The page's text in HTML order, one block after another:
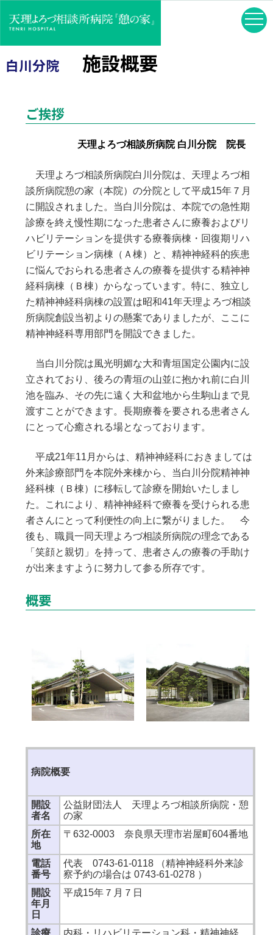
白川分院施設概要
ご挨拶
天理よろづ相談所病院 白川分院 院長
天理よろづ相談所病院白川分院は、天理よろづ相
談所病院憩の家（本院）の分院として平成15年７月
に開設されました。当白川分院は、本院での急性期
診療を終え慢性期になった患者さんに療養およびリ
ハビリテーションを提供する療養病棟・回復期リハ
ビリテーション病棟（Ａ棟）と、精神神経科的疾患
に悩んでおられる患者さんの療養を提供する精神神
経科病棟（Ｂ棟）からなっています。特に、独立し
た精神神経科病棟の設置は昭和41年天理よろづ相談
所病院創設当初よりの懸案でありましたが、ここに
精神神経科専用部門を開設できました。
当白川分院は風光明媚な大和青垣国定公園内に設
立されており、後ろの青垣の山並に抱かれ前に白川
池を臨み、その先に遠く大和盆地から生駒山まで見
渡すことができます。長期療養を要される患者さん
にとって心癒される場となっております。
平成21年11月からは、精神神経科におきましては
外来診療部門を本院外来棟から、当白川分院精神神
経科棟（Ｂ棟）に移転して診療を開始いたしまし
た。これにより、精神神経科で療養を受けられる患
者さんにとって利便性の向上に繋がりました。 今
後も、職員一同天理よろづ相談所病院の理念である
「笑顔と親切」を持って、患者さんの療養の手助け
が出来ますように努力して参る所存です。
概要
病院概要
開設
者名
公益財団法人 天理よろづ相談所病院・憩
の家
所在
地
〒632-0003 奈良県天理市岩屋町604番地
電話
番号
代表 0743-61-0118 （精神神経科外来診
察予約の場合は 0743-61-0278 ）
開設
年月
日
平成15年７月７日
診療
内科・リハビリテーション科・精神神経